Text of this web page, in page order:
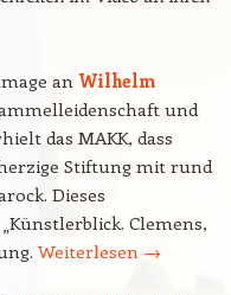
an Wilhelm
und
das MAKK, dass
Stiftung mit rund
Dieses
Clemens,
Weiterlesen →